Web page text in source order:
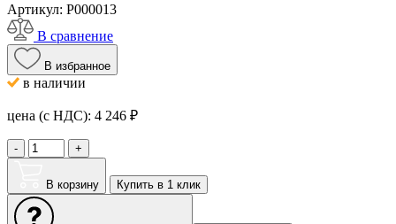
Артикул: P000013
В сравнение
В избранное
в наличии
цена (с НДС): 4 246 ₽
- +
В корзину Купить в 1 клик